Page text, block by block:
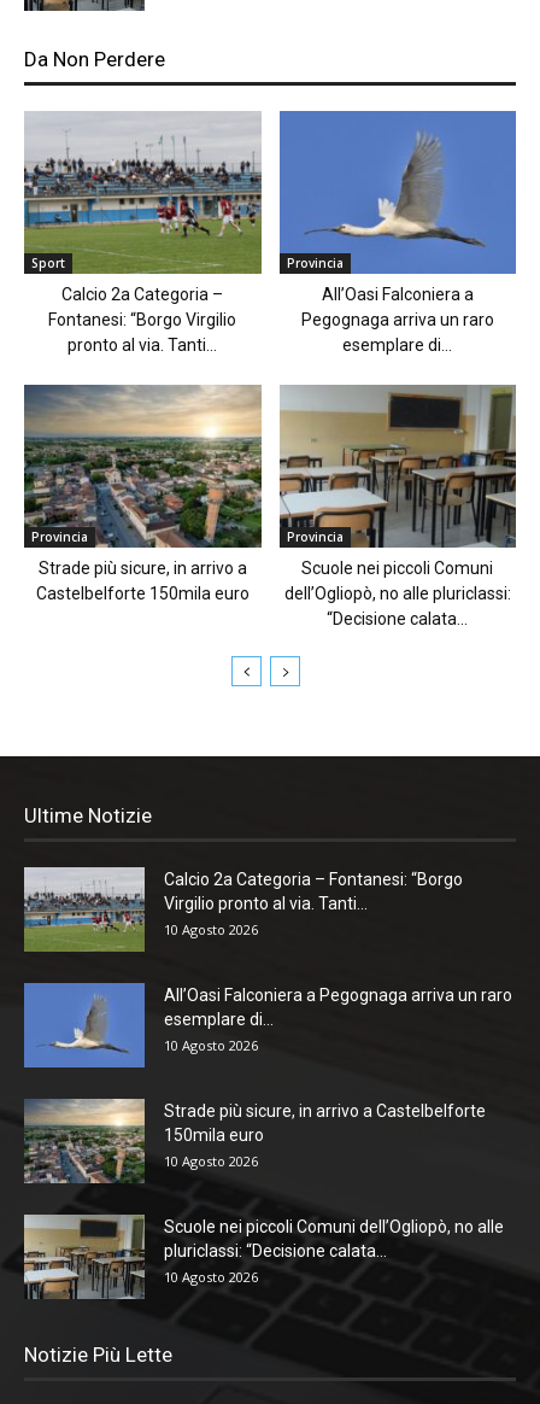
Da Non Perdere
Sport
Calcio 2a Categoria –
Fontanesi: “Borgo Virgilio
pronto al via. Tanti...
Provincia
All’Oasi Falconiera a
Pegognaga arriva un raro
esemplare di...
Provincia
Strade più sicure, in arrivo a
Castelbelforte 150mila euro
Provincia
Scuole nei piccoli Comuni
dell’Ogliopò, no alle pluriclassi:
“Decisione calata...
Ultime Notizie
Calcio 2a Categoria – Fontanesi: “Borgo
Virgilio pronto al via. Tanti...
10 Agosto 2026
All’Oasi Falconiera a Pegognaga arriva un raro
esemplare di...
10 Agosto 2026
Strade più sicure, in arrivo a Castelbelforte
150mila euro
10 Agosto 2026
Scuole nei piccoli Comuni dell’Ogliopò, no alle
pluriclassi: “Decisione calata...
10 Agosto 2026
Notizie Più Lette